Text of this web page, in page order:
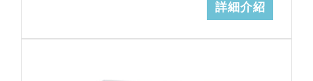
詳細介紹